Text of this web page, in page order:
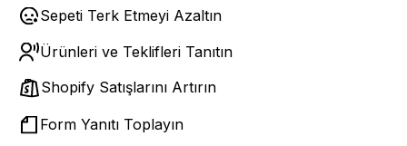
Sepeti Terk Etmeyi Azaltın
Ürünleri ve Teklifleri Tanıtın
Shopify Satışlarını Artırın
Form Yanıtı Toplayın